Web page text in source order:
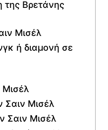
της Βρετάνης
Μισέλ
ή διαμονή σε
Μισέλ
Σαιν Μισέλ
Σαιν Μισέλ